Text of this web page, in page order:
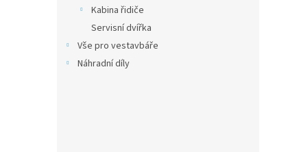
Kabina řidiče
Servisní dvířka
Vše pro vestavbáře
Náhradní díly